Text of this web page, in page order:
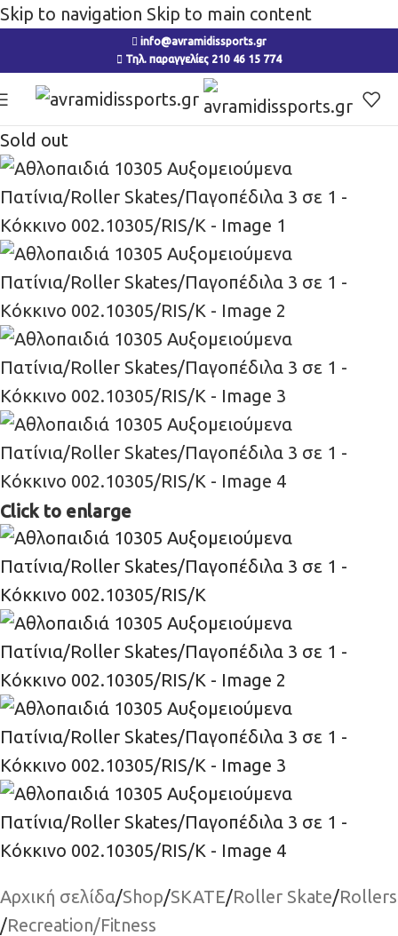
Skip to navigation Skip to main content
info@avramidissports.gr
Τηλ. παραγγελίες 210 46 15 774
Sold out
Click to enlarge
Αρχική σελίδα/Shop/SKATE/Roller Skate/Rollers
/Recreation/Fitness